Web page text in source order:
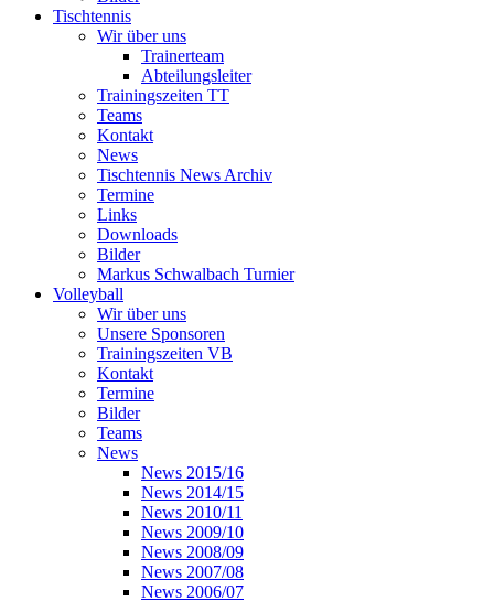
Tischtennis
Wir über uns
Trainerteam
Abteilungsleiter
Trainingszeiten TT
Teams
Kontakt
News
Tischtennis News Archiv
Termine
Links
Downloads
Bilder
Markus Schwalbach Turnier
Volleyball
Wir über uns
Unsere Sponsoren
Trainingszeiten VB
Kontakt
Termine
Bilder
Teams
News
News 2015/16
News 2014/15
News 2010/11
News 2009/10
News 2008/09
News 2007/08
News 2006/07